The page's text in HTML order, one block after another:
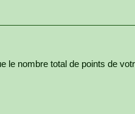
le nombre total de points de